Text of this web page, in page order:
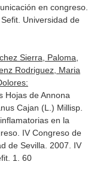
en congreso.
Universidad de
Sierra, Paloma,
Rodriguez, Maria
Hojas de Annona
Cajan (L.) Millisp.
en la
IV Congreso de
de Sevilla. 2007. IV
1. 60